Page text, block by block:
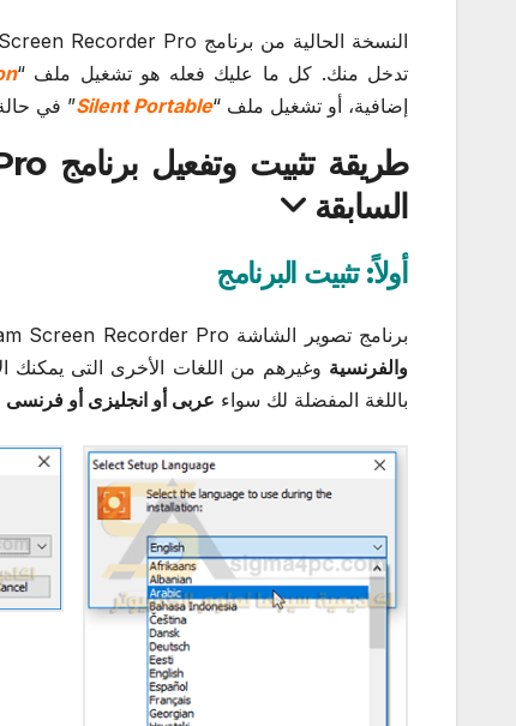
تدخل منك. كل ما عليك فعله هو تشغيل ملف “
إضافية، أو تشغيل ملف “Silent Portable” في
السابقة
أولاً: تثبيت البرنامج
برنامج تصوير الشاشة Icecream Screen Recorder Pro سهل التثبيت، ويدعم العديد من اللغات منها
والفرنسية وغيرهم من اللغات الأخرى التى يمكنك
باللغة المفضلة لك سواء عربى أو انجليزى أو فرنسى